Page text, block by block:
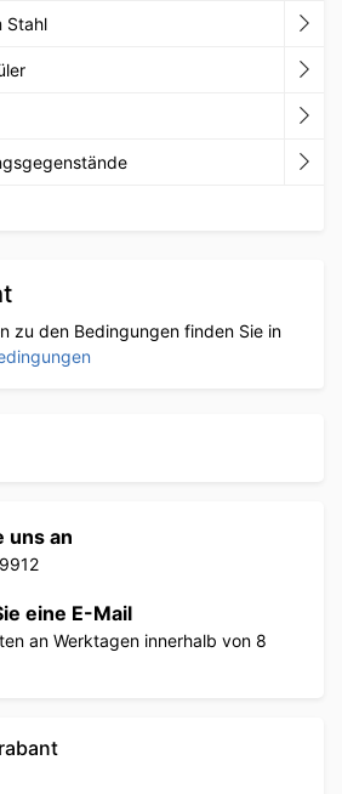
Stahl
zu den Bedingungen finden Sie in
uns an
eine E-Mail
an Werktagen innerhalb von 8